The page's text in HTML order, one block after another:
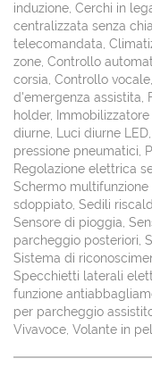
induzione, Cerchi in
centralizzata senza
telecomandata,
zone, Controllo
corsia, Controllo
d'emergenza assistita,
holder,
diurne, Luci diurne
pressione pneumatici,
Regolazione elettrica
Schermo
sdoppiato, Sedili
Sensore di pioggia,
parcheggio posteriori,
Sistema di
Specchietti laterali
funzione
per parcheggio
Vivavoce, Volante in